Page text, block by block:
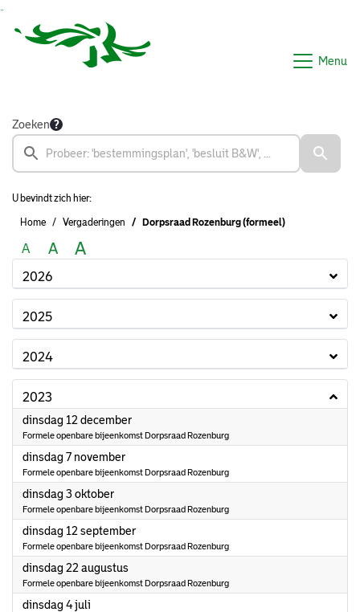
Menu
Zoeken
U bevindt zich hier:
Home Vergaderingen Dorpsraad Rozenburg (formeel)
A A A
2026
2025
2024
2023
dinsdag 12 december2023
Formele openbare bijeenkomst Dorpsraad Rozenburg
dinsdag 7 november2023
Formele openbare bijeenkomst Dorpsraad Rozenburg
dinsdag 3 oktober2023
Formele openbare bijeenkomst Dorpsraad Rozenburg
dinsdag 12 september2023
Formele openbare bijeenkomst Dorpsraad Rozenburg
dinsdag 22 augustus
Formele openbare bijeenkomst Dorpsraad Rozenburg
dinsdag 4 juli